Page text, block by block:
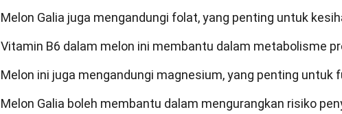
Melon Galia juga mengandungi folat, yang penting untuk
Vitamin B6 dalam melon ini membantu dalam metabolisme
Melon ini juga mengandungi magnesium, yang penting untuk
Melon Galia boleh membantu dalam mengurangkan risiko